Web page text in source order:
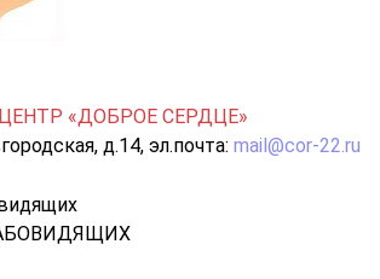
«ДОБРОЕ СЕРДЦЕ»
д.14, эл.почта: mail@cor-22.ru